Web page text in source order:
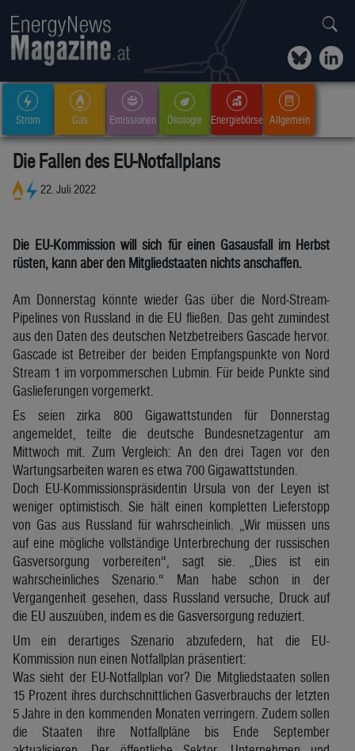
Strom Gas Emissionen Ökologie Energiebörse Allgemein
Die Fallen des EU-Notfallplans
22. Juli 2022
Die EU-Kommission will sich für einen Gasausfall im Herbst
rüsten, kann aber den Mitgliedstaaten nichts anschaffen.
Am Donnerstag könnte wieder Gas über die Nord-Stream-
Pipelines von Russland in die EU fließen. Das geht zumindest
aus den Daten des deutschen Netzbetreibers Gascade hervor.
Gascade ist Betreiber der beiden Empfangspunkte von Nord
Stream 1 im vorpommerschen Lubmin. Für beide Punkte sind
Gaslieferungen vorgemerkt.
Es seien zirka 800 Gigawattstunden für Donnerstag
angemeldet, teilte die deutsche Bundesnetzagentur am
Mittwoch mit. Zum Vergleich: An den drei Tagen vor den
Wartungsarbeiten waren es etwa 700 Gigawattstunden.
Doch EU-Kommissionspräsidentin Ursula von der Leyen ist
weniger optimistisch. Sie hält einen kompletten Lieferstopp
von Gas aus Russland für wahrscheinlich. „Wir müssen uns
auf eine mögliche vollständige Unterbrechung der russischen
Gasversorgung vorbereiten“, sagt sie. „Dies ist ein
wahrscheinliches Szenario.“ Man habe schon in der
Vergangenheit gesehen, dass Russland versuche, Druck auf
die EU auszuüben, indem es die Gasversorgung reduziert.
Um ein derartiges Szenario abzufedern, hat die EU-
Kommission nun einen Notfallplan präsentiert:
Was sieht der EU-Notfallplan vor? Die Mitgliedstaaten sollen
15 Prozent ihres durchschnittlichen Gasverbrauchs der letzten
5 Jahre in den kommenden Monaten verringern. Zudem sollen
die Staaten ihre Notfallpläne bis Ende September